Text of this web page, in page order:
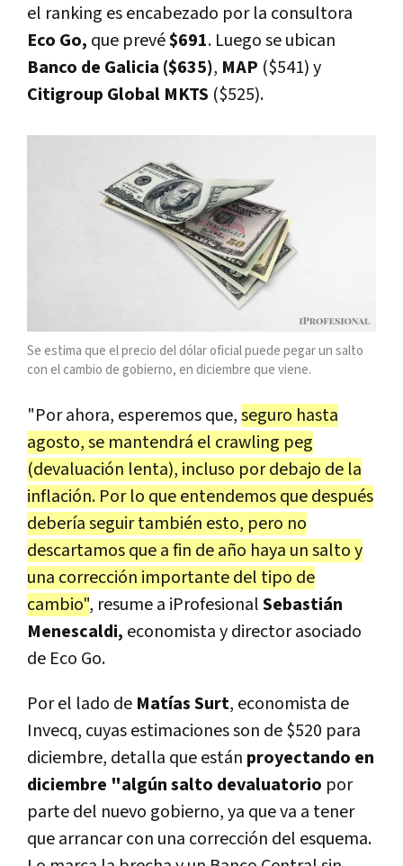
el ranking es encabezado por la consultora
Eco Go, que prevé$691. Luego se ubican
Banco de Galicia ($635), MAP ($541) y
Citigroup Global MKTS ($525).
Se estima que el precio del dólar oficial puede pegar un salto
con el cambio de gobierno, en diciembre que viene.
"Por ahora, esperemos que,seguro hasta
agosto, se mantendrá el crawling peg
(devaluación lenta), incluso por debajo de la
inflación. Por lo que entendemos que después
debería seguir también esto, pero no
descartamos que a fin de año haya un salto y
una corrección importante del tipo de
cambio", resume a iProfesionalSebastián
Menescaldi, economista y director asociado
de Eco Go.
Por el lado de Matías Surt, economista de
Invecq, cuyas estimaciones son de $520 para
diciembre, detalla que están proyectando en
diciembre "algún salto devaluatorio por
parte del nuevo gobierno, ya que va a tener
que arrancar con una corrección del esquema.